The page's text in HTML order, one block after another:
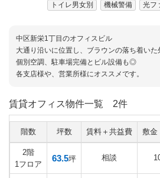
トイレ男女別
機械警備 光フ
中区新栄1丁目のオフィスビル
大通り沿いに位置し、ブラウンの落ち着いた
個別空調、駐車場完備とビル設備も◎
各支店様や、営業所様にオススメです。
賃貸オフィス物件一覧 2件
階数 坪数 賃料＋共益費 敷金
2階
1フロア
63.5坪 相談